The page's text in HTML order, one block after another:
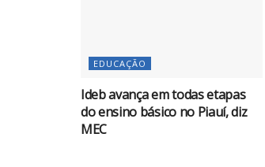
EDUCAÇÃO
Ideb avança em todas etapas
do ensino básico no Piauí, diz
MEC